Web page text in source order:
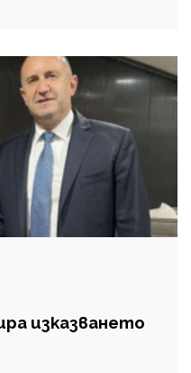
изказването